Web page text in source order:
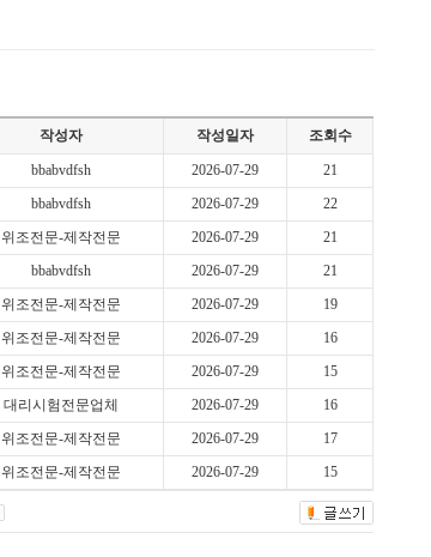
작성자 작성일자 조회수
bbabvdfsh 2026-07-29
21
bbabvdfsh 2026-07-29
22
위조전문-제작전문 2026-07-29
21
bbabvdfsh 2026-07-29
21
위조전문-제작전문 2026-07-29
19
위조전문-제작전문 2026-07-29
16
위조전문-제작전문 2026-07-29
15
대리시험전문업체 2026-07-29
16
위조전문-제작전문 2026-07-29
17
위조전문-제작전문 2026-07-29 15